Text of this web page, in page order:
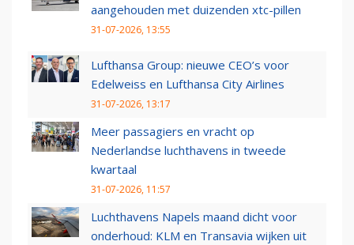
aangehouden met duizenden xtc-pillen
31-07-2026, 13:55
Lufthansa Group: nieuwe CEO’s voor
Edelweiss en Lufthansa City Airlines
31-07-2026, 13:17
Meer passagiers en vracht op
Nederlandse luchthavens in tweede
kwartaal
31-07-2026, 11:57
Luchthavens Napels maand dicht voor
onderhoud: KLM en Transavia wijken uit